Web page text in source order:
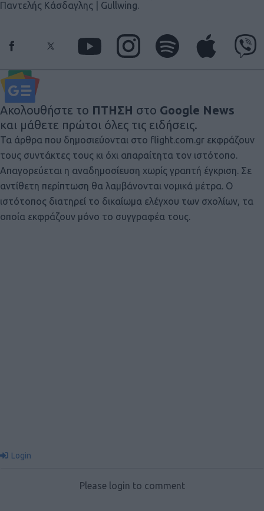
Παντελής Κάσδαγλης | Gullwing.
Ακολουθήστε το ΠΤΗΣΗ στο Google News
και μάθετε πρώτοι όλες τις ειδήσεις.
Τα άρθρα που δημοσιεύονται στο flight.com.gr εκφράζουν
τους συντάκτες τους κι όχι απαραίτητα τον ιστότοπο.
Απαγορεύεται η αναδημοσίευση χωρίς γραπτή έγκριση. Σε
αντίθετη περίπτωση θα λαμβάνονται νομικά μέτρα. Ο
ιστότοπος διατηρεί το δικαίωμα ελέγχου των σχολίων, τα
οποία εκφράζουν μόνο το συγγραφέα τους.
Login
Please login to comment